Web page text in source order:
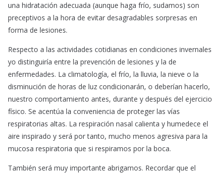
una hidratación adecuada (aunque haga frío, sudamos) son
preceptivos a la hora de evitar desagradables sorpresas en
forma de lesiones.
Respecto a las actividades cotidianas en condiciones invernales
yo distinguiría entre la prevención de lesiones y la de
enfermedades. La climatología, el frío, la lluvia, la nieve o la
disminución de horas de luz condicionarán, o deberían hacerlo,
nuestro comportamiento antes, durante y después del ejercicio
físico. Se acentúa la conveniencia de proteger las vías
respiratorias altas. La respiración nasal calienta y humedece el
aire inspirado y será por tanto, mucho menos agresiva para la
mucosa respiratoria que si respiramos por la boca.
También será muy importante abrigarnos. Recordar que el